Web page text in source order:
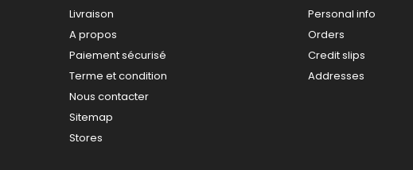
Livraison
A propos
Paiement sécurisé
Terme et condition
Nous contacter
Sitemap
Stores
Personal info
Orders
Credit slips
Addresses